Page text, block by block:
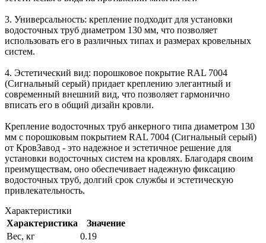
3. Универсальность: крепление подходит для установки
водосточных труб диаметром 130 мм, что позволяет
использовать его в различных типах и размерах кровельных
систем.
4. Эстетический вид: порошковое покрытие RAL 7004
(Сигнальный серый) придает креплению элегантный и
современный внешний вид, что позволяет гармонично
вписать его в общий дизайн кровли.
Крепление водосточных труб анкерного типа диаметром 130
мм с порошковым покрытием RAL 7004 (Сигнальный серый)
от КровЗавод - это надежное и эстетичное решение для
установки водосточных систем на кровлях. Благодаря своим
преимуществам, оно обеспечивает надежную фиксацию
водосточных труб, долгий срок службы и эстетическую
привлекательность.
Характеристики
Характеристика
Значение
Вес, кг
0.19